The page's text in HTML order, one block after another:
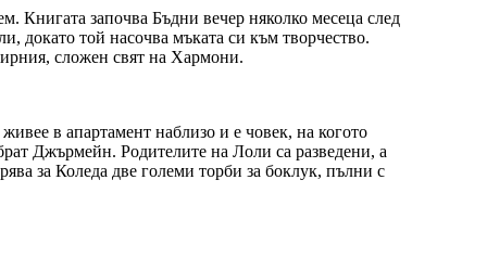
започва Бъдни вечер няколко месеца след
докато той насочва мъката си към творчество.
сложен свят на Хармони.
в апартамент наблизо и е човек, на когото
Джърмейн. Родителите на Лоли са разведени, а
за Коледа две големи торби за боклук, пълни с